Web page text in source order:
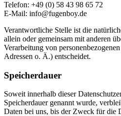
Telefon: +49 (0) 58 43 98 65 72
E-Mail: info@fugenboy.de
Verantwortliche Stelle ist die
allein oder gemeinsam mit anderen
Verarbeitung von
Adressen o. Ä.) entscheidet.
Speicherdauer
Soweit innerhalb dieser
Speicherdauer genannt wurde,
Daten bei uns, bis der Zweck für die